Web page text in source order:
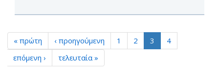
« πρώτη ‹ προηγούμενη 1 2 3
4
επόμενη ›
τελευταία »